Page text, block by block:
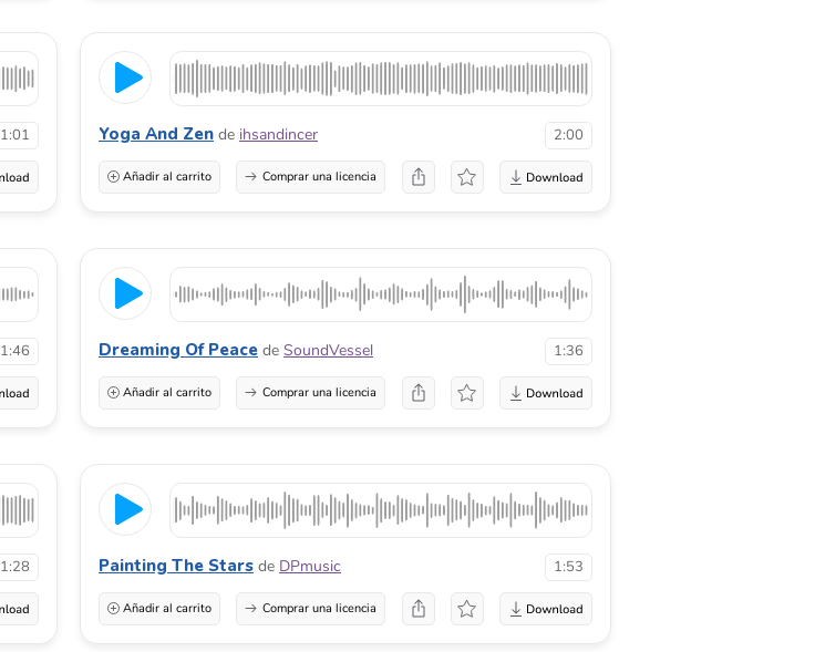
1:01 Yoga And Zen de ihsandincer 2:00
Añadir al carrito Comprar una licencia
1:46 Dreaming Of Peace de SoundVessel 1:36
Añadir al carrito Comprar una licencia
1:28 Painting The Stars de DPmusic 1:53
Añadir al carrito Comprar una licencia